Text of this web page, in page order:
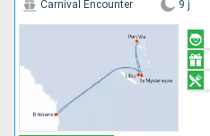
Carnival Encounter 9 j